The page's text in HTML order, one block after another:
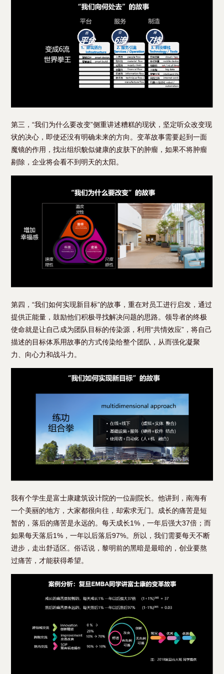
第三，“我们为什么要改变”侧重讲述糟糕的现状，坚定听众改变现
状的决心，即使还没有明确未来的方向。变革故事需要起到一面
魔镜的作用，找出组织貌似健康的皮肤下的肿瘤，如果不将肿瘤
剔除，企业将会看不到明天的太阳。
第四，“我们如何实现新目标”的故事，重在对员工进行启发，通过
提供正能量，鼓励他们积极寻找解决问题的思路。领导者的终极
使命就是让自己成为团队目标的传染源，利用“共情效应”，将自己
描述的目标体系用故事的方式传染给整个团队，从而强化凝聚
力、向心力和战斗力。
我有个学生是富士康建筑设计院的一位副院长。他讲到，南海有
一个美丽的地方，大家都很向往，却索求无门。成长的痛苦是短
暂的，落后的痛苦是永远的。每天成长1%，一年后强大37倍；而
如果每天落后1%，一年以后落后97%。所以，我们需要每天不断
进步，走出舒适区。俗话说，黎明前的黑暗是最暗的，创业要熬
过痛苦，才能获得希望。